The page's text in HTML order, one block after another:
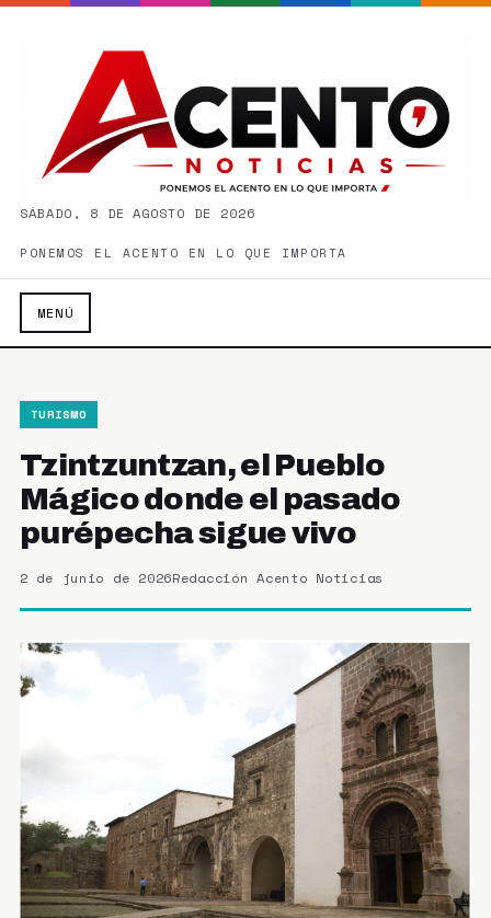
SÁBADO, 8 DE AGOSTO DE 2026
PONEMOS EL ACENTO EN LO QUE IMPORTA
MENÚ
TURISMO
Tzintzuntzan, el Pueblo
Mágico donde el pasado
purépecha sigue vivo
2 de junio de 2026Redacción Acento Noticias